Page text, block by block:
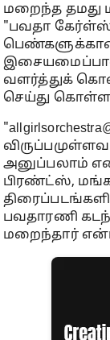
மறைந்த தமது
"பவதா
வளர்த்துக்
செய்து
அனுப்பலாம் என
பிரண்ட்ஸ்,
பவதாரணி
மறைந்தார்